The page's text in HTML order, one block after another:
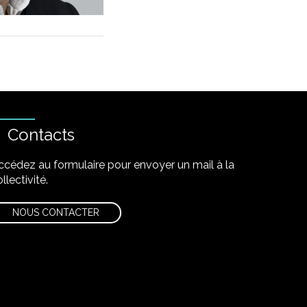
Contacts
au formulaire pour envoyer un mail à la
NOUS CONTACTER